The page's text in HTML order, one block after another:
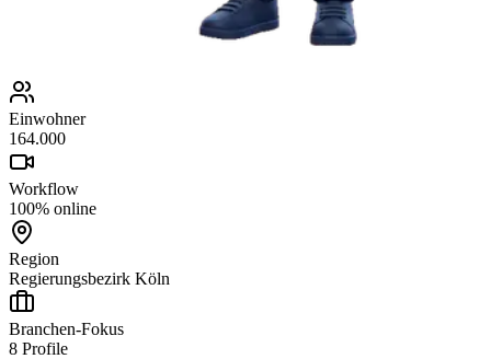
Einwohner
164.000
Workflow
100% online
Region
Regierungsbezirk Köln
Branchen-Fokus
8 Profile